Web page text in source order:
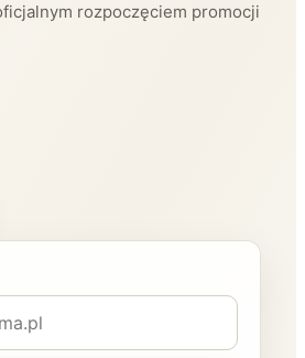
rozpoczęciem promocji